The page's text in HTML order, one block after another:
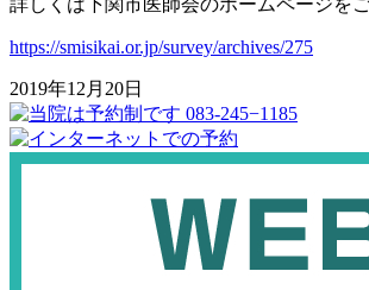
https://smisikai.or.jp/survey/archives/275
2019年12月20日